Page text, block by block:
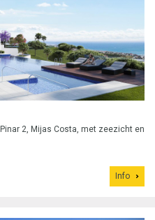
2, Mijas Costa, met zeezicht en
Info